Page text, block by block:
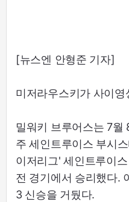
[뉴스엔 안형준 기자]
미저라우스키가 사이
밀워키 브루어스는 7월
주 세인트루이스 부시
이저리그' 세인트루이
전 경기에서 승리했다.
3 신승을 거뒀다.